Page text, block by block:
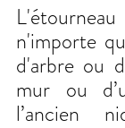
n'importe
d'arbre ou
mur ou
l’ancien